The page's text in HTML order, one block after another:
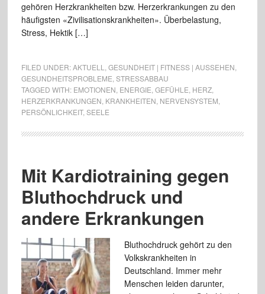
gehören Herzkrankheiten bzw. Herzerkrankungen zu den
häufigsten «Zivilisationskrankheiten». Überbelastung,
Stress, Hektik […]
FILED UNDER:AKTUELL GESUNDHEIT | FITNESS | AUSSEHEN
GESUNDHEITSPROBLEME STRESSABBAU
TAGGED WITH: EMOTIONEN ENERGIE GEFÜHLE HERZ,
HERZERKRANKUNGEN KRANKHEITEN NERVENSYSTEM
PERSÖNLICHKEIT, SEELE
Mit Kardiotraining gegen
Bluthochdruck und
andere Erkrankungen
Bluthochdruck gehört zu den
Volkskrankheiten in
Deutschland. Immer mehr
Menschen leiden darunter,